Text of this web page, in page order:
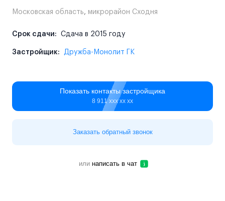
Московская область, микрорайон Сходня
Срок сдачи: Сдача в 2015 году
Застройщик: Дружба-Монолит ГК
Показать контакты застройщика
8 911 ххх хх хх
Заказать обратный звонок
или написать в чат